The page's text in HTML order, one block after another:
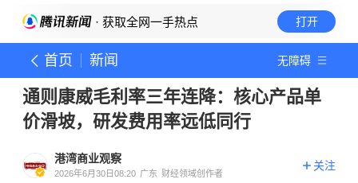
· 获取全网一手热点 打开
首页 新闻 无障碍
通则康威毛利率三年连降：核心产品单
价滑坡，研发费用率远低同行
港湾商业观察
2026年6月30日08:20 广东 财经领域创作者
关注